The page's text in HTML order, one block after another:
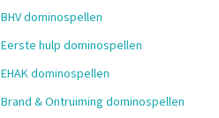
BHV dominospellen
Eerste hulp dominospellen
EHAK dominospellen
Brand & Ontruiming dominospellen